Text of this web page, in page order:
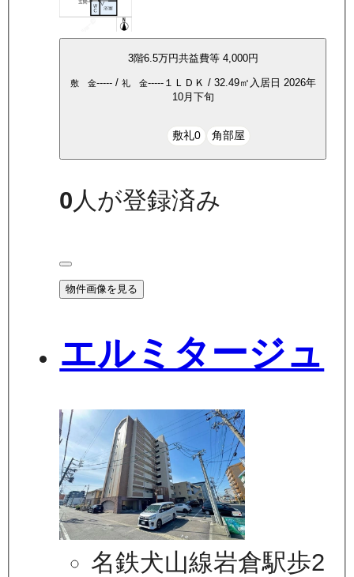
3階6.5万円共益費等 4,000円
敷 金-----/ 礼 金-----１ＬＤＫ / 32.49㎡ 入居日 2026年
10月下旬
敷礼0 角部屋
0 人が登録済み
物件画像を見る
エルミタージュ
名鉄犬山線岩倉駅歩2